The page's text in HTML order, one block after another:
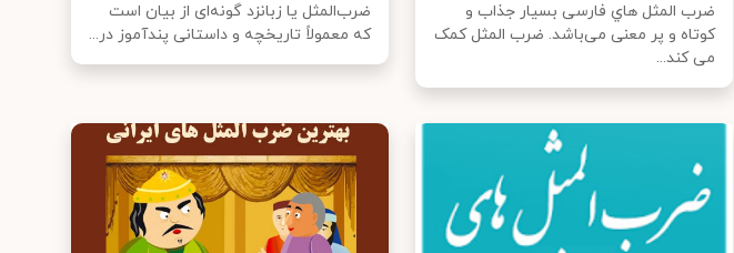
ضرب المثل هاي‌ فارسی بسیار جذاب و
کوتاه و پر معنی می‌باشد. ضرب المثل کمک
می کند...
ضرب‌المثل یا زبانزد گونه‌ای از بیان است
که معمولاً تاریخچه و داستانی پندآموز در...